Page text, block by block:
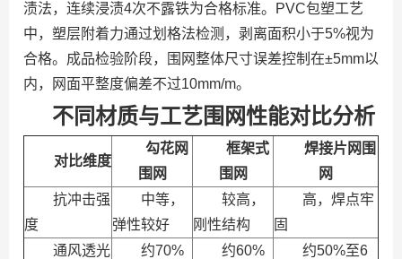
渍法，连续浸渍4次不露铁为合格标准。PVC包塑工艺
中，塑层附着力通过划格法检测，剥离面积小于5%视为
合格。成品检验阶段，围网整体尺寸误差控制在±5mm以
内，网面平整度偏差不过10mm/m。
不同材质与工艺围网性能对比分析
对比维度
勾花网
围网
框架式
围网
焊接片网围
网
抗冲击强
度
中等，
弹性较好
较高，
刚性结构
高，焊点牢
固
通风透光
约70%
约60%
约50%至6